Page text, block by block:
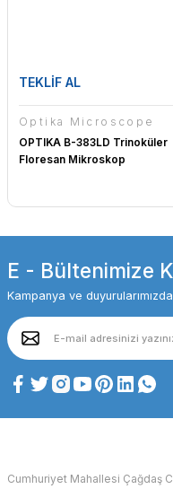
TEKLİF AL
Optika Microscope
OPTIKA B-383LD Trinoküler
Floresan Mikroskop
E - Bültenimize
Kampanya ve
Cumhuriyet Mahallesi Çağdaş